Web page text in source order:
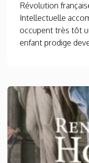
Révolution
Intellectuelle
occupent très tôt
enfant prodige